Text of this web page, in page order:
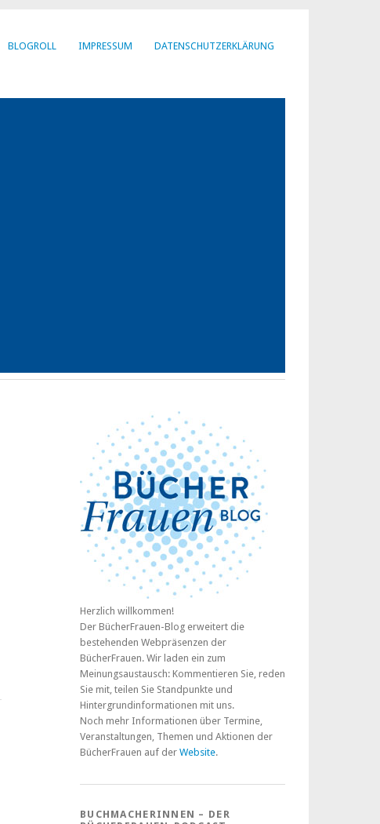
BLOGROLL IMPRESSUM DATENSCHUTZERKLÄRUNG
Herzlich willkommen!
Der BücherFrauen-Blog erweitert die
bestehenden Webpräsenzen der
BücherFrauen. Wir laden ein zum
Meinungsaustausch: Kommentieren Sie, reden
Sie mit, teilen Sie Standpunkte und
Hintergrundinformationen mit uns.
Noch mehr Informationen über Termine,
Veranstaltungen, Themen und Aktionen der
BücherFrauen auf der Website.
BUCHMACHERINNEN – DER